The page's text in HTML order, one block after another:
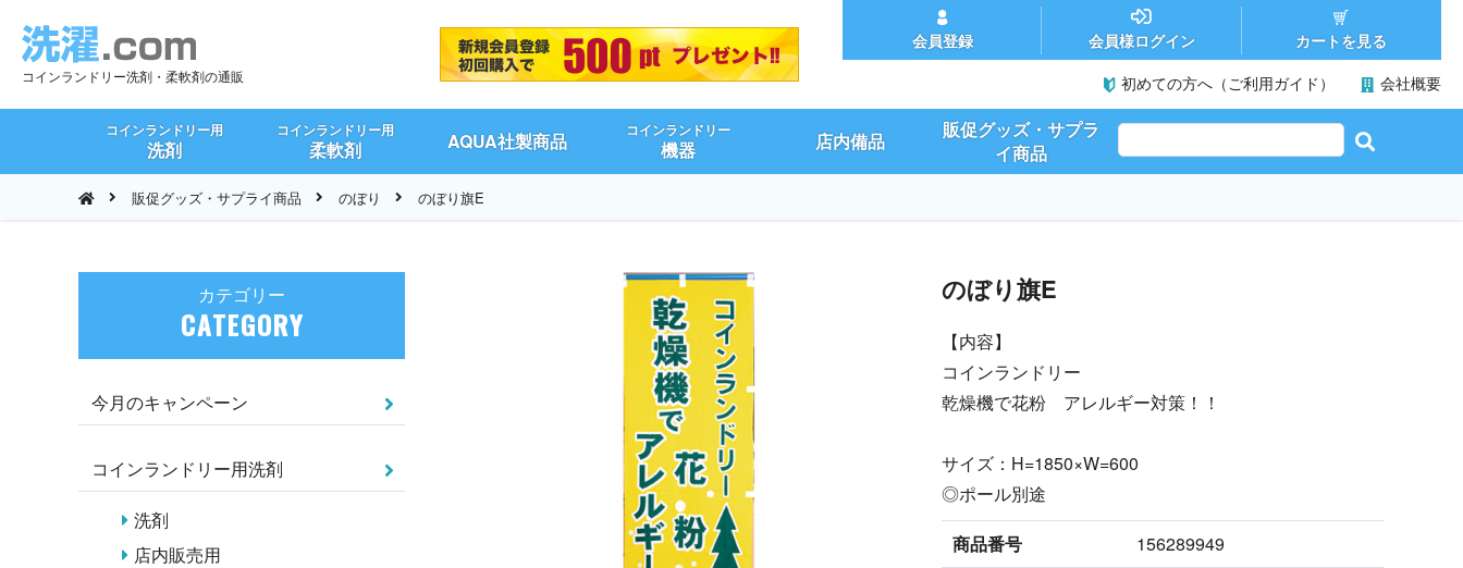
コインランドリー洗剤・柔軟剤の通販
会員登録 会員様ログイン
カートを見る
初めての方へ（ご利用ガイド）
会社概要
コインランドリー用
洗剤
コインランドリー用
柔軟剤 AQUA社製商品 コインランドリー
機器 店内備品
販促グッズ・サプラ
イ商品
販促グッズ・サプライ商品 のぼり のぼり旗E
のぼり旗E
【内容】
コインランドリー
乾燥機で花粉 アレルギー対策！！
サイズ：H=1850×W=600
◎ポール別途
商品番号
156289949
カテゴリー
CATEGORY
今月のキャンペーン
コインランドリー用洗剤
洗剤
店内販売用